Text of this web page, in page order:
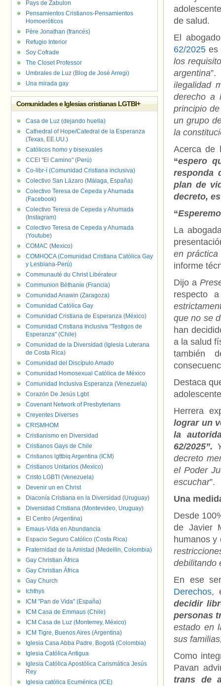
de salud.
El
62/2025 es
los
argentina”.
ilegalidad
derecho a
principio
un grupo
la
Acerca de
“espero
responda
plan de
decreto,
“
La
en
informe
Dijo a
respecto
que no se
han
a la salud
también
Destaca
Herrera
lograr un
la
62/2025”.
decreto
el Poder
escuchar”.
Una
Desde
de Javier
humanos y
debilitando
En ese
Derechos,
decidir
personas
estado en
sus
Como
Pavan
trans de
Pays de Zabulon
Pensamientos Cristianos-Pensamientos
Homoeróticos
Père Jonathan (francés)
Refugio Interior
Soy Cofrade
The Closet Professor
Umbrales de Luz (Blog de José Arregi)
Una mirada gay
Comunidades e Iglesias cristianas LGTBI+
Casa de Luz (dejando huella)
Cathedral of Hope/Catedral de la Esperanza
(Texas, EE.UU.)
Católicos homo y bisexuales
CCEI "El Camino" (Perú)
Co-libr-í (Comunidad Cristiana inclusiva)
Colectivo San Lázaro (Málaga, España)
Colectivo Teresa de Cepeda y Ahumada
(Facebook)
Colectivo Teresa de Cepeda y Ahumada
(Instagram)
Colectivo Teresa de Cepeda y Ahumada
(Youtube)
COMAC (Mexico)
COMHOCA (Comunidad Cristiana Católica Gay
y Lesbiana-Perú)
Communauté du Christ Libérateur
Communion Béthanie (Francia)
Comunidad Anawin (Zaragoza)
Comunidad Católica Gay
Comunidad Cristiana de Esperanza (México)
Comunidad Cristiana Inclusiva "Testigos de
Esperanza" (Chile)
Comunidad de la Diversidad (Iglesia Luterana
de Costa Rica)
Comunidad del Discípulo Amado
Comunidad Homosexual Católica de México
Comunidad Inclusiva Esperanza (Venezuela)
Corazón De Jesús Lgbt
Covenant Network of Presbyterians
Creyentes Diverses
CRISMHOM
Cristianismo en Diversidad
Cristianos Gays de Chile
Cristianos lgttbiq Argentina (ICM)
Cristianos Unitarios (Mexico)
Cristo LGBTI (Venezuela)
Devenir un en Christ
Diaconía Cristiana en la Diversidad (Uruguay)
Diversidad Cristiana (Montevideo, Uruguay)
El Centro (Argentina)
Emaus-Vida en Abundancia
Espacio Seguro Católico (Costa Rica)
Fraternidad de la Amistad (Medellin, Colombia)
Gay Christian África
Gay Christian África
Gay Church
Ichthys
ICM "Pan de Vida" (España)
ICM Casa de Emmaus (Chile)
ICM Casa de Luz (Monterrey, México)
ICM Tigre, Buenos Aires (Argentina)
Iglesia Casa Abba Padre. Bogotá (Colombia)
Iglesia Católica Antigua
Iglesia Católica Apostólica Carismática Jesús
Rey
Iglesia católica Ecuménica (ICE)